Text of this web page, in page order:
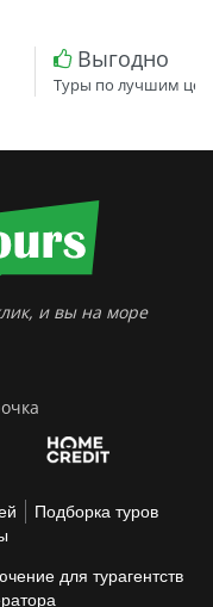
Выгодно
Туры по лучшим
и вы на море
Подборка туров
для турагентств